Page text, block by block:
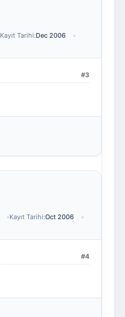
Kayıt Tarihi:Dec 2006
#3
Kayıt Tarihi:Oct 2006
#4